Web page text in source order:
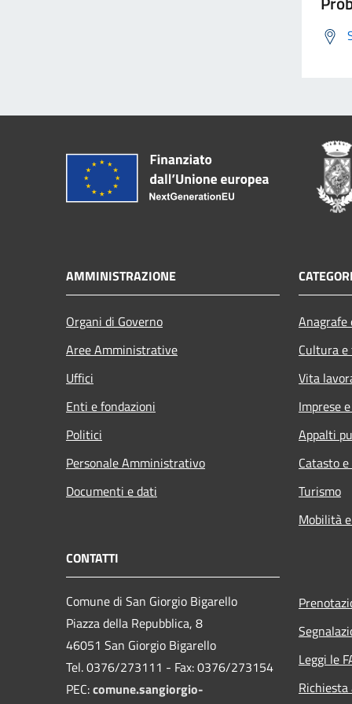
AMMINISTRAZIONE
Organi di Governo
Aree Amministrative
Uffici
Enti e fondazioni
Politici
Personale Amministrativo
Documenti e dati
Cultura
Vita
Imprese
Appalti
Catasto
Turismo
Mobilità
CONTATTI
Comune di San Giorgio Bigarello
Piazza della Repubblica, 8
46051 San Giorgio Bigarello
Tel. 0376/273111 - Fax: 0376/273154
PEC:comune.sangiorgio-
Leggi le